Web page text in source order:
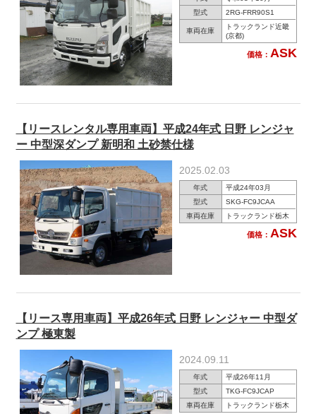
型式
2RG-FRR90S1
車両在庫
トラックランド近畿
(京都)
価格： ASK
【リースレンタル専用車両】平成24年式 日野 レンジャ
ー 中型深ダンプ 新明和 土砂禁仕様
2025.02.03
年式
平成24年03月
型式
SKG-FC9JCAA
車両在庫
トラックランド栃木
価格： ASK
【リース専用車両】平成26年式 日野 レンジャー 中型ダ
ンプ 極東製
2024.09.11
年式
平成26年11月
型式
TKG-FC9JCAP
車両在庫
トラックランド栃木